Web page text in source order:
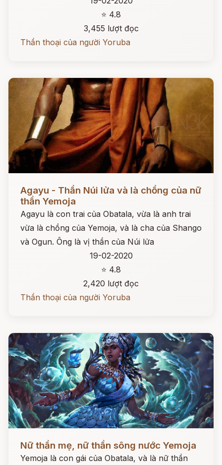
⭐ 4.8
3,455 lượt đọc
Thần thoại của người Yoruba
Agayu - Thần Núi lửa và là chồng của nữ
thần Yemoja
Agayu là con trai của Obatala, vừa là anh trai
vừa là chồng của Yemoja, và là cha của Shango
và Ogun. Ông là vị thần của Núi lửa
19-02-2020
⭐ 4.8
2,420 lượt đọc
Thần thoại của người Yoruba
Nữ thần mẹ, nữ thần sông nước Yemoja
Yemoja là con gái của Obatala, và là nữ thần